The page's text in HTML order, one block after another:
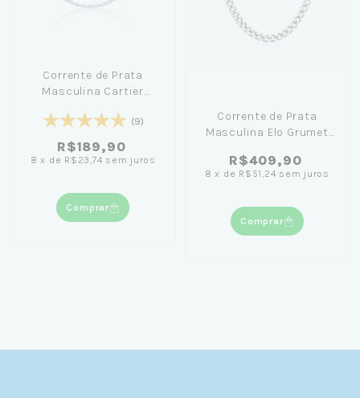
Corrente de Prata
Masculina Cartier
Men
(9)
R$189,90
8 x de R$23,74 sem juros
Comprar
Corrente de Prata
Masculina Elo Grumet
R$409,90
8 x de R$51,24 sem juros
Comprar